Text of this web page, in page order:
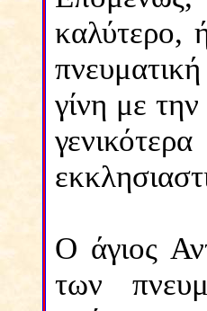
καλύτερο,
γίνη με
Ο άγιος
των